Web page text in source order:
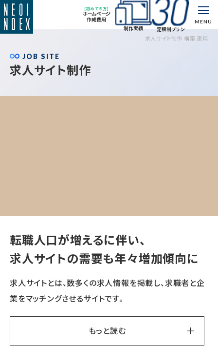
[初めての方]
ホームページ
作成費用
制作実績
定額制プラン
MENU
求人サイト制作 構築 運用
JOB SITE
求人サイト制作
転職人口が増えるに伴い、
求人サイトの需要も年々増加傾向に
求人サイトとは、数多くの求人情報を掲載し、求職者と企
業をマッチングさせるサイトです。
もっと読む